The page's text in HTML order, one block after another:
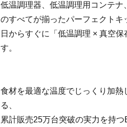
低温調理器、低温調理用コンテ
のすべてが揃ったパーフェクト
日からすぐに「低温調理 × 真空
す。
食材を最適な温度でじっくり加熱
る、
累計販売25万台突破の実力を持つ